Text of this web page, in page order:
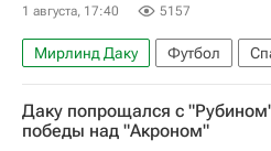
1 августа, 17:40 5157
Мирлинд Даку Футбол
Рубин
РПЛ 2026-2027 (Чемпионат
Даку попрощался с
победы над "Акроном"